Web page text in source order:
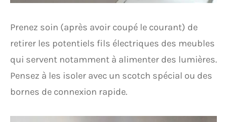
Prenez soin (après avoir coupé le courant) de
retirer les potentiels fils électriques des meubles
qui servent notamment à alimenter des lumières.
Pensez à les isoler avec un scotch spécial ou des
bornes de connexion rapide.